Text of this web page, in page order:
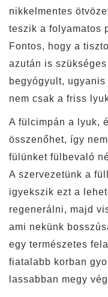
nikkelmentes
teszik a folyamatos
Fontos, hogy a
azután is
begyógyult,
nem csak a friss
A fülcimpán a lyuk,
összenőhet, így
fülünket fülbevaló
A szervezetünk a
igyekszik ezt a
regenerálni, majd
ami nekünk
egy természetes
fiatalabb korban
lassabban megy